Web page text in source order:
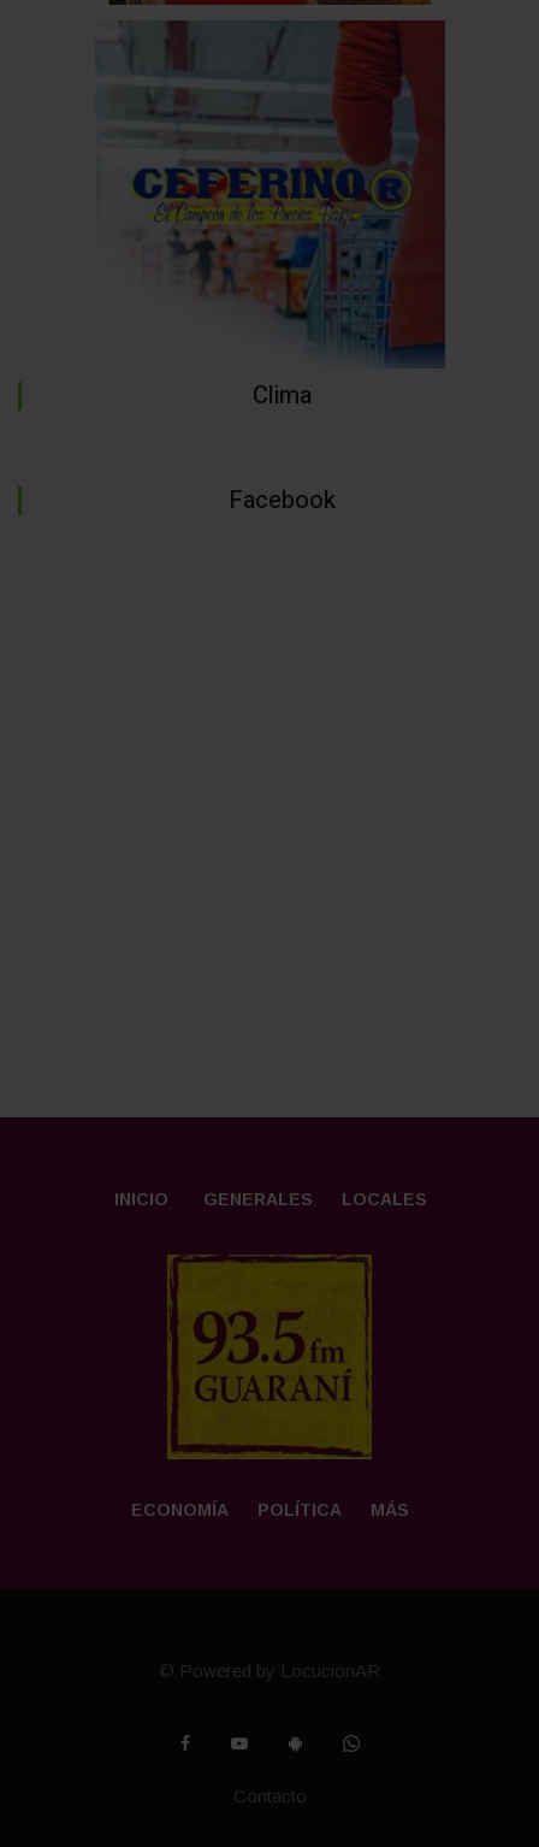
Clima
Facebook
INICIO GENERALES LOCALES
ECONOMÍA POLÍTICA MÁS
© Powered by LocucionAR
Contacto